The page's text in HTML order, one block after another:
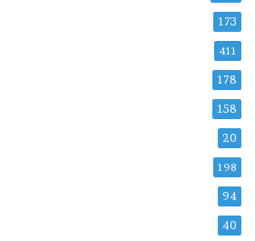
173
411
178
158
20
198
94
40